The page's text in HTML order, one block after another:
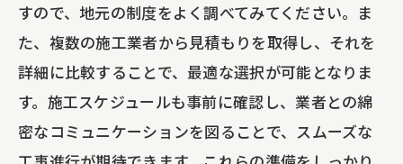
すので、地元の制度をよく調べてみてください。ま
た、複数の施工業者から見積もりを取得し、それを
詳細に比較することで、最適な選択が可能となりま
す。施工スケジュールも事前に確認し、業者との綿
密なコミュニケーションを図ることで、スムーズな